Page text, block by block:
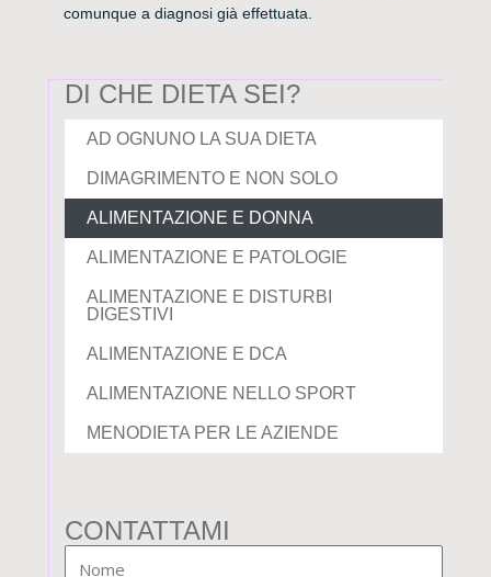
comunque a diagnosi già effettuata.
DI CHE DIETA SEI?
AD OGNUNO LA SUA DIETA
DIMAGRIMENTO E NON SOLO
ALIMENTAZIONE E DONNA
ALIMENTAZIONE E PATOLOGIE
ALIMENTAZIONE E DISTURBI
DIGESTIVI
ALIMENTAZIONE E DCA
ALIMENTAZIONE NELLO SPORT
MENODIETA PER LE AZIENDE
CONTATTAMI